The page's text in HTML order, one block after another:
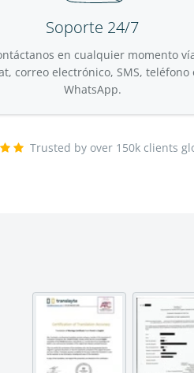
Soporte 24/7
en cualquier momento
correo electrónico, SMS, teléfono
WhatsApp.
Trusted by over 150k clients